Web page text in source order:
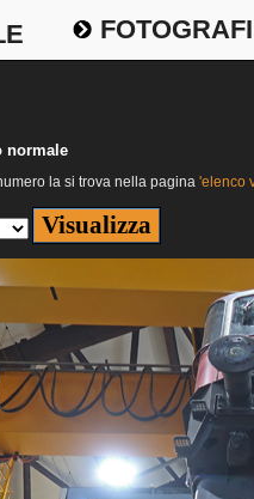
normale
la si trova nella pagina 'elenco